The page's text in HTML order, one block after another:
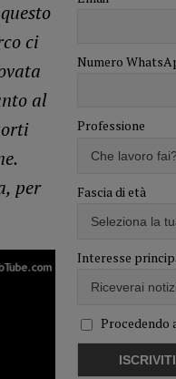
ci
al
per
Numero
Professione
Fascia di età
Interesse
Procedendo